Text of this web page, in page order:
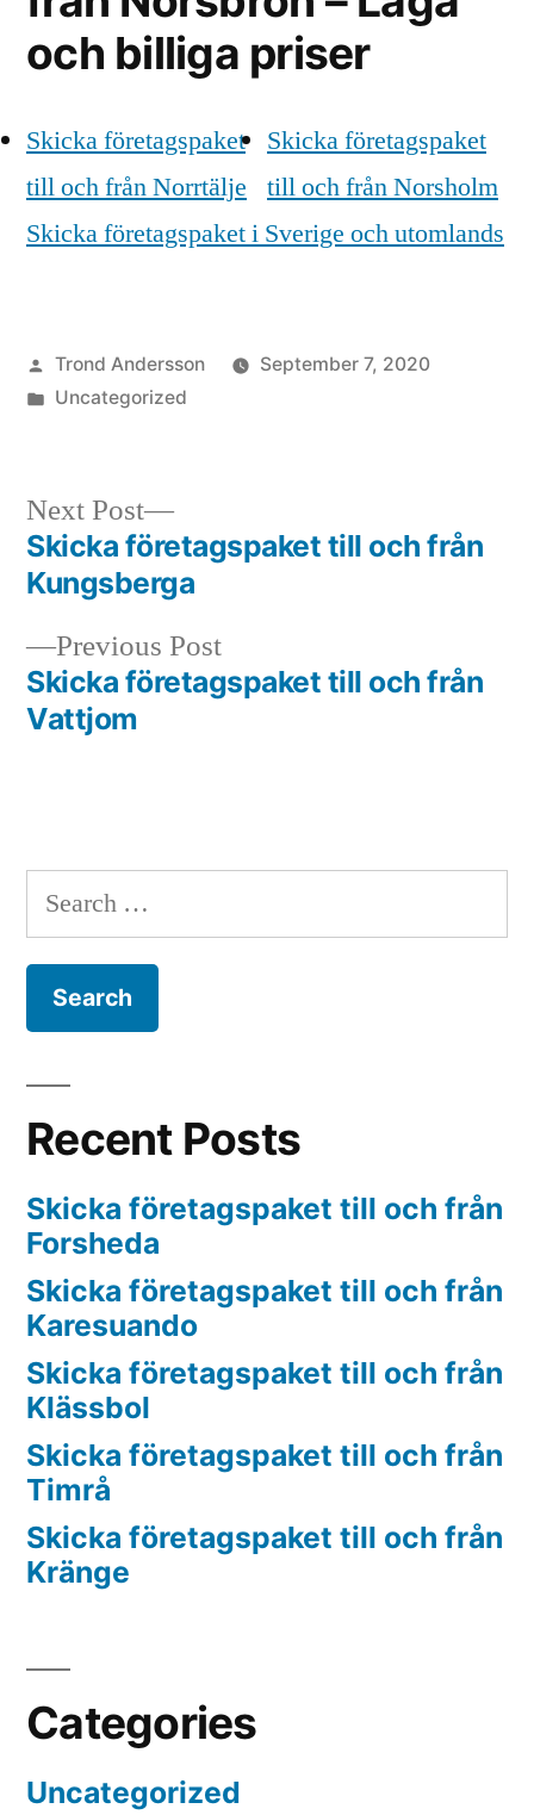
och billiga priser
Skicka företagspaket
till och från Norrtälje
Skicka företagspaket
till och från Norsholm
Skicka företagspaket i Sverige och utomlands
Posted
by
Trond Andersson
September 7, 2020
Posted
Uncategorized
Post
navigation
Previous PostPrevious
post:
Skicka företagspaket till och från
Vattjom
Next Post
Next
post:
Skicka företagspaket till och från
Kungsberga
Search
for:
Recent Posts
Skicka företagspaket till och från
Forsheda
Skicka företagspaket till och från
Karesuando
Skicka företagspaket till och från
Klässbol
Skicka företagspaket till och från
Timrå
Skicka företagspaket till och från
Kränge
Categories
Uncategorized